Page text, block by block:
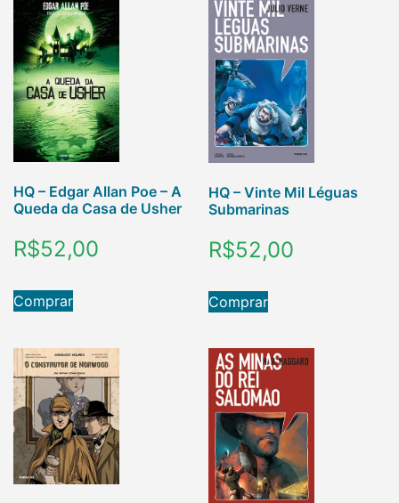
HQ – Edgar Allan Poe – A
Queda da Casa de Usher
R$52,00
Comprar
HQ – Vinte Mil Léguas
Submarinas
R$52,00
Comprar